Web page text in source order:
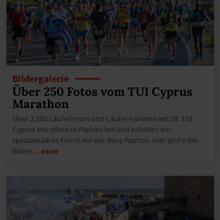
Bildergalerie
Über 250 Fotos vom TUI Cyprus
Marathon
Über 2.200 Läuferinnen und Läufer nahmen am 28. TUI
Cyprus Marathon in Paphos teil und erlebten ein
spektakuläres Finish vor der Burg Paphos. Hier gibt's die
Bilder. …MEHR